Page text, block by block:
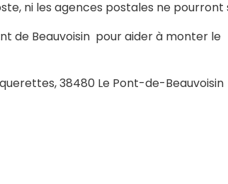
ni les agences postales ne pourront
de Beauvoisin pour aider à monter le
38480 Le Pont-de-Beauvoisin